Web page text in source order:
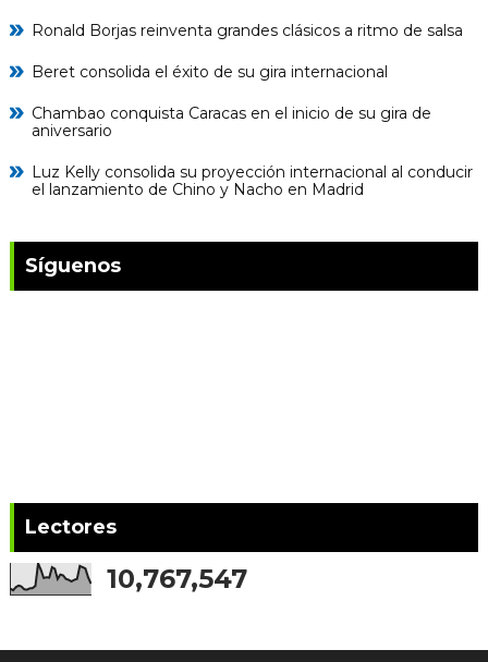
Ronald Borjas reinventa grandes clásicos a ritmo de salsa
Beret consolida el éxito de su gira internacional
Chambao conquista Caracas en el inicio de su gira de
aniversario
Luz Kelly consolida su proyección internacional al conducir
el lanzamiento de Chino y Nacho en Madrid
Síguenos
Lectores
10,767,547